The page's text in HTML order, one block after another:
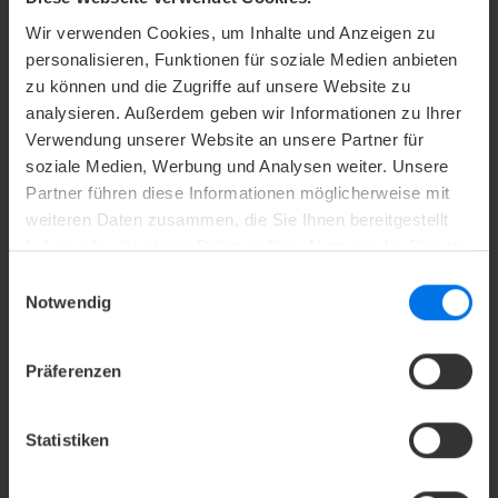
Wir verwenden Cookies, um Inhalte und Anzeigen zu
personalisieren, Funktionen für soziale Medien anbieten
zu können und die Zugriffe auf unsere Website zu
analysieren. Außerdem geben wir Informationen zu Ihrer
Verwendung unserer Website an unsere Partner für
soziale Medien, Werbung und Analysen weiter. Unsere
Partner führen diese Informationen möglicherweise mit
weiteren Daten zusammen, die Sie Ihnen bereitgestellt
haben oder die sie im Rahmen Ihrer Nutzung der Dienste
Notwendig
Präferenzen
Statistiken
Hotel Bremen
Bildnachweise Internet Booking Engine -
ATLANTIC Grand Hotel Bremen
Bildnachweise Website - ATLANTIC Hotel
Galopprennbahn
ATLANTIC Hotel Galopprennbahn
ATLANTIC Hotel Universum